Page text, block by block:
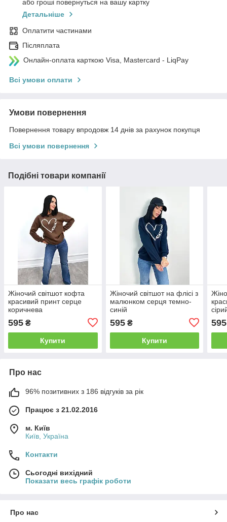
або гроші повернуться на вашу картку
Детальніше
Оплатити частинами
Післяплата
Онлайн-оплата карткою Visa, Mastercard - LiqPay
Всі умови оплати
Умови повернення
Повернення товару впродовж 14 днів за рахунок покупця
Всі умови повернення
Подібні товари компанії
Жіночий світшот кофта
красивий принт серце
коричнева
595 ₴
Купити
Жіночий світшот на флісі з
малюнком серця темно-
синій
595₴
Купити
595
Про нас
96% позитивних з 186 відгуків за рік
Працює з 21.02.2016
м. Київ
Київ, Україна
Контакти
Сьогодні вихідний
Показати весь графік роботи
Про нас